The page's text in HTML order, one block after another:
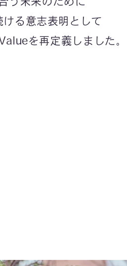
ける意志表明として
を再定義しました。